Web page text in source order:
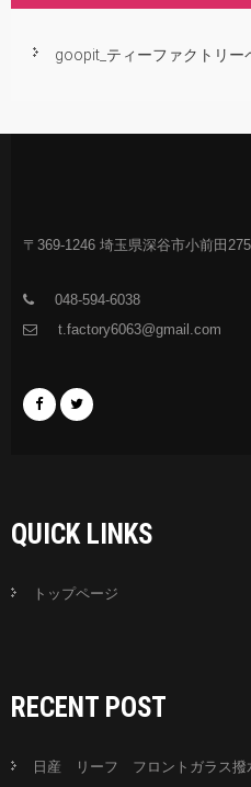
goopit_ティーファクトリー
〒369-1246 埼玉県深谷市小前田
048-594-6038
t.factory6063@gmail.com
QUICK LINKS
トップページ
RECENT POST
日産 リーフ フロントガラス撥